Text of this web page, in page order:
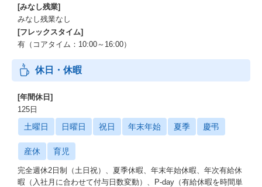
[みなし残業]
みなし残業なし
[フレックスタイム]
有（コアタイム：10:00～16:00）
休日・休暇
[年間休日]
125日
土曜日 日曜日 祝日 年末年始 夏季 慶弔
産休 育児
完全週休2日制（土日祝）、夏季休暇、年末年始休暇、年次有給休
暇（入社月に合わせて付与日数変動）、P-day（有給休暇を時間単